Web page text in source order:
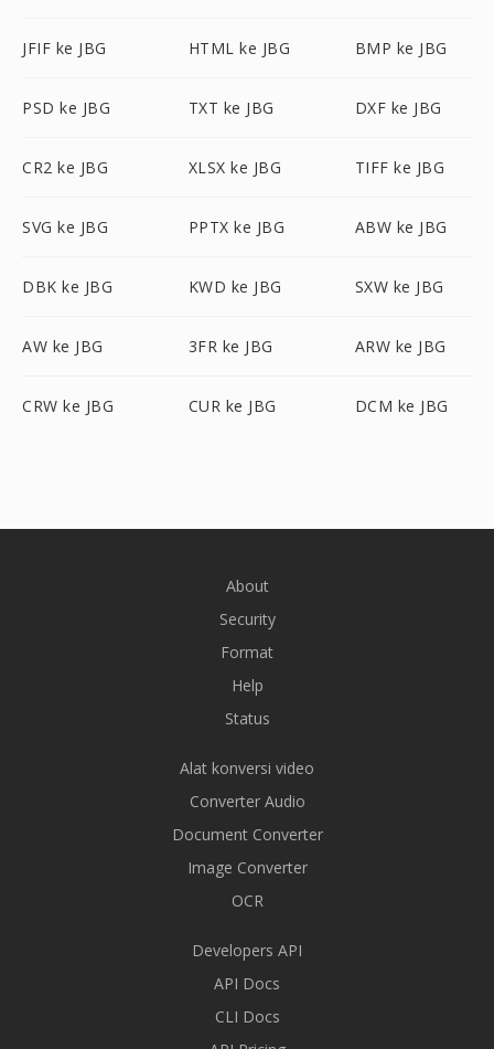
JFIF ke JBG HTML ke JBG BMP ke JBG
PSD ke JBG TXT ke JBG DXF ke JBG
CR2 ke JBG XLSX ke JBG TIFF ke JBG
SVG ke JBG PPTX ke JBG ABW ke JBG
DBK ke JBG KWD ke JBG SXW ke JBG
AW ke JBG 3FR ke JBG ARW ke JBG
CRW ke JBG CUR ke JBG DCM ke JBG
About
Security
Format
Help
Status
Alat konversi video
Converter Audio
Document Converter
Image Converter
OCR
Developers API
API Docs
CLI Docs